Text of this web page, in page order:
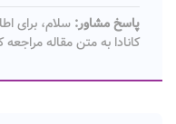
پاسخ مشاور: سلام، برای
کانادا به متن مقاله مراجعه